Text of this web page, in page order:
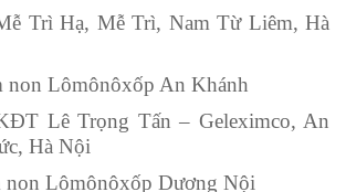
Trì Hạ, Mễ Trì, Nam Từ Liêm, Hà
non Lômônôxốp An Khánh
Lê Trọng Tấn – Geleximco, An
Hà Nội
non Lômônôxốp Dương Nội